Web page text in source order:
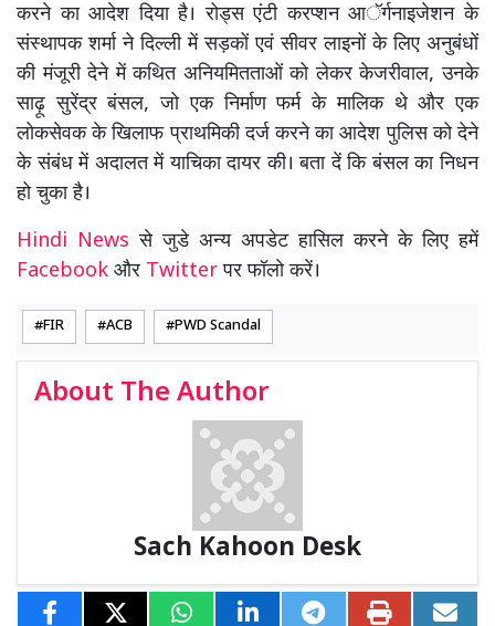
करने का आदेश दिया है। रोड्स एंटी करप्शन आॅर्गनाइजेशन के
संस्थापक शर्मा ने दिल्ली में सड़कों एवं सीवर लाइनों के लिए अनुबंधों
की मंजूरी देने में कथित अनियमितताओं को लेकर केजरीवाल, उनके
साढ़ू सुरेंद्र बंसल, जो एक निर्माण फर्म के मालिक थे और एक
लोकसेवक के खिलाफ प्राथमिकी दर्ज करने का आदेश पुलिस को देने
के संबंध में अदालत में याचिका दायर की। बता दें कि बंसल का निधन
हो चुका है।
Hindi Newsसे जुडे अन्य अपडेट हासिल करने के लिए हमें
Facebook और Twitterपर फॉलो करें।
FIR ACB PWD Scandal
About The Author
Sach Kahoon Desk